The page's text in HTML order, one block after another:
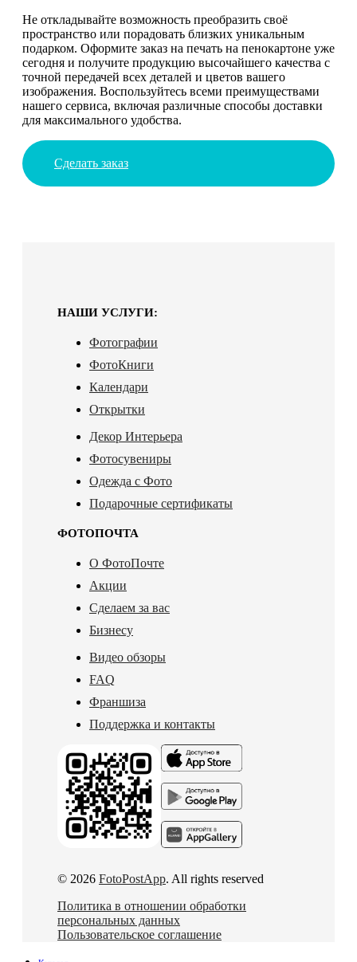
Не откладывайте возможность преобразить своё
пространство или порадовать близких уникальным
подарком. Оформите заказ на печать на пенокартоне уже
сегодня и получите продукцию высочайшего качества с
точной передачей всех деталей и цветов вашего
изображения. Воспользуйтесь всеми преимуществами
нашего сервиса, включая различные способы доставки
для максимального удобства.
Сделать заказ
НАШИ УСЛУГИ:
Фотографии
ФотоКниги
Календари
Открытки
Декор Интерьера
Фотосувениры
Одежда с Фото
Подарочные сертификаты
ФОТОПОЧТА
О ФотоПочте
Акции
Сделаем за вас
Бизнесу
Видео обзоры
FAQ
Франшиза
Поддержка и контакты
© 2026 FotoPostApp. All rights reserved
Политика в отношении обработки
персональных данных
Пользовательское соглашение